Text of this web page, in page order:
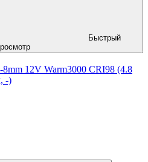
Быстрый
12V Warm3000 CRI98 (4.8
-)